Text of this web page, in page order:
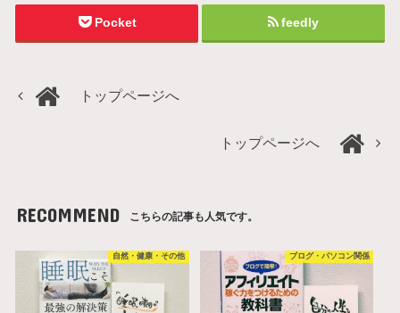
Pocket feedly
トップページへ
トップページへ
RECOMMEND こちらの記事も人気です。
自然・健康・その他 ブログ・パソコン関係